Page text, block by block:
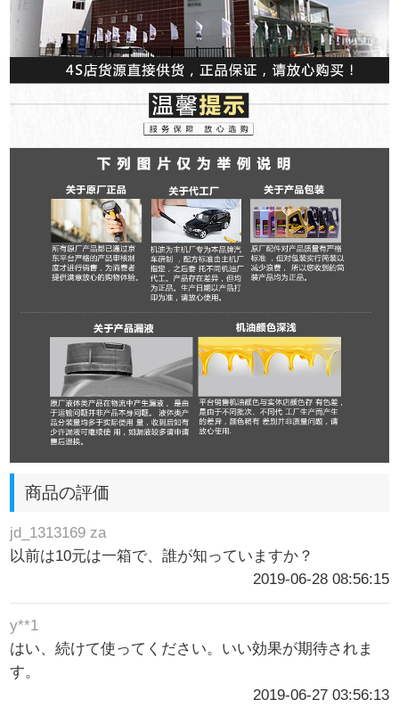
商品の評価
jd_1313169 za
以前は10元は一箱で、誰が知っていますか？
2019-06-28 08:56:15
y**1
はい、続けて使ってください。いい効果が期待されま
す。
2019-06-27 03:56:13